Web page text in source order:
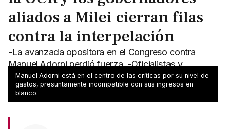
aliados a Milei cierran filas
contra la interpelación
-La avanzada opositora en el Congreso contra
Manuel Adorni perdió fuerza. -Oficialistas y
colaboracionistas con Milei se abroquelaron para
impedir la citación.
Manuel Adorni está en el centro de las críticas por su nivel de
gastos, presuntamente incompatible con sus ingresos en
blanco.